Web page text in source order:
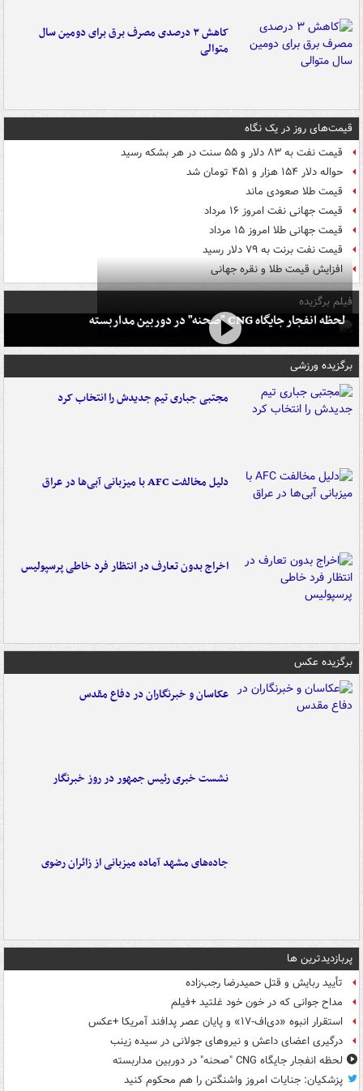
کاهش ۳ درصدی مصرف برق برای دومین سال
متوالی
قیمت‌های روز در یک نگاه
قیمت نفت به ۸۳ دلار و ۵۵ سنت در هر بشکه رسید
حواله دلار ۱۵۴ هزار و ۴۵۱ تومان شد
قیمت طلا صعودی ماند
قیمت جهانی نفت امروز ۱۶ مرداد
قیمت جهانی طلا امروز ۱۵ مرداد
قیمت نفت برنت به ۷۹ دلار رسید
افزایش قیمت طلا و نقره جهانی
فیلم برگزیده
لحظه انفجار جایگاه CNG "صحنه" در دوربین مداربسته
برگزیده ورزشی
مجتبی جباری تیم جدیدش را انتخاب کرد
دلیل مخالفت AFC با میزبانی آبی‌ها در عراق
اخراج بدون تعارف در انتظار فرد خاطی پرسپولیس
برگزیده عکس
عکاسان و خبرنگاران در دفاع مقدس
نشست خبری رئیس جمهور در روز خبرنگار
جاده‌های مشهد آماده میزبانی از زائران رضوی
پربازدیدترین ها
تأیید ربایش و قتل حمیدرضا رجب‌زاده
مداح جوانی که در خون خود غلتید +فیلم
استقرار انبوه «دی‌اف‑۱۷» و پایان عصر پدافند آمریکا +عکس
درگیری اعضای داعش و نیروهای جولانی در سیده زینب
لحظه انفجار جایگاه CNG "صحنه" در دوربین مداربسته
پزشکیان: جنایات امروز واشنگتن را هم محکوم کنید